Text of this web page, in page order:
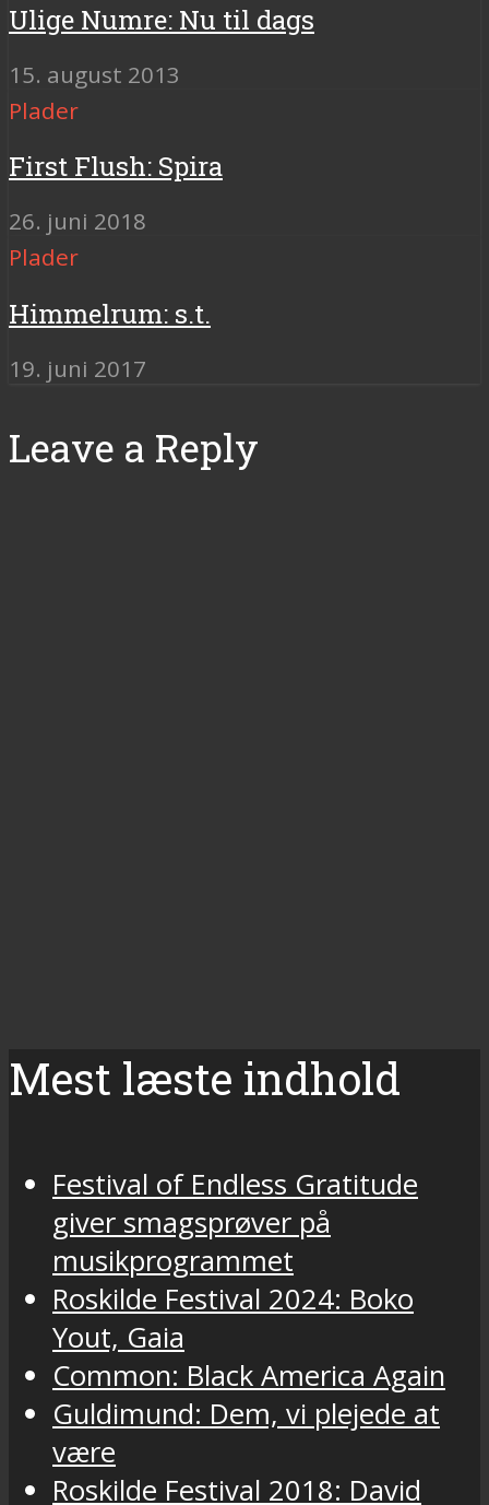
Ulige Numre: Nu til dags
15. august 2013
Plader
First Flush: Spira
26. juni 2018
Plader
Himmelrum: s.t.
19. juni 2017
Leave a Reply
Mest læste indhold
Festival of Endless Gratitude
giver smagsprøver på
musikprogrammet
Roskilde Festival 2024: Boko
Yout, Gaia
Common: Black America Again
Guldimund: Dem, vi plejede at
være
Roskilde Festival 2018: David